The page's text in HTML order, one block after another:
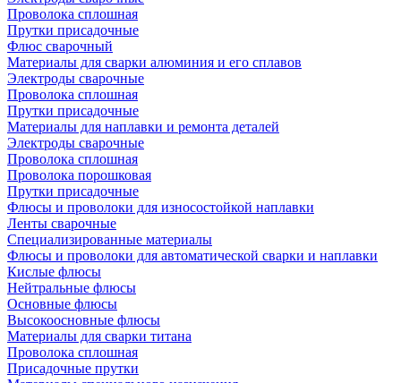
Проволока сплошная
Прутки присадочные
Флюс сварочный
Материалы для сварки алюминия и его сплавов
Электроды сварочные
Проволока сплошная
Прутки присадочные
Материалы для наплавки и ремонта деталей
Электроды сварочные
Проволока сплошная
Проволока порошковая
Прутки присадочные
Флюсы и проволоки для износостойкой наплавки
Ленты сварочные
Специализированные материалы
Флюсы и проволоки для автоматической сварки и наплавки
Кислые флюсы
Нейтральные флюсы
Основные флюсы
Высокоосновные флюсы
Материалы для сварки титана
Проволока сплошная
Присадочные прутки